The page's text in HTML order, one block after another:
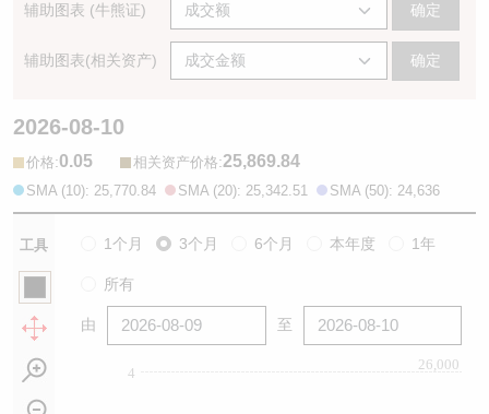
辅助图表 (牛熊证) 确定
辅助图表(相关资产) 确定
2026-08-10
价格:0.05 相关资产价格:25,869.84
SMA (10): 25,770.84 SMA (20): 25,342.51 SMA (50): 24,636
工具 1个月 3个月 6个月 本年度 1年
所有
由 至
4
26,000